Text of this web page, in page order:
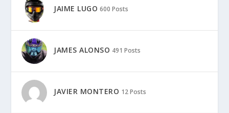
JAIME LUGO 600 Posts
JAMES ALONSO 491 Posts
JAVIER MONTERO 12 Posts